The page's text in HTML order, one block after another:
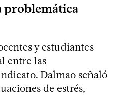
problemática
y estudiantes
entre las
Dalmao señaló
de estrés,